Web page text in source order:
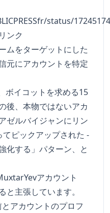
status/
ンク
ムをターゲットにした
元にアカウントを特定
ボイコットを求める15
後、本物ではないアカ
ゼルバイジャンにリン
ピックアップされた -
化する」パターン、と
アカウント
と主張しています。
アカウントのプロフ